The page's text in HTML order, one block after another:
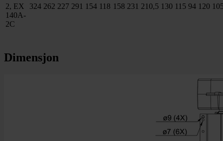
2, EX
140A-
2C
324 262 227 291 154 118 158 231 210,5 130 115 94 120
Dimensjon